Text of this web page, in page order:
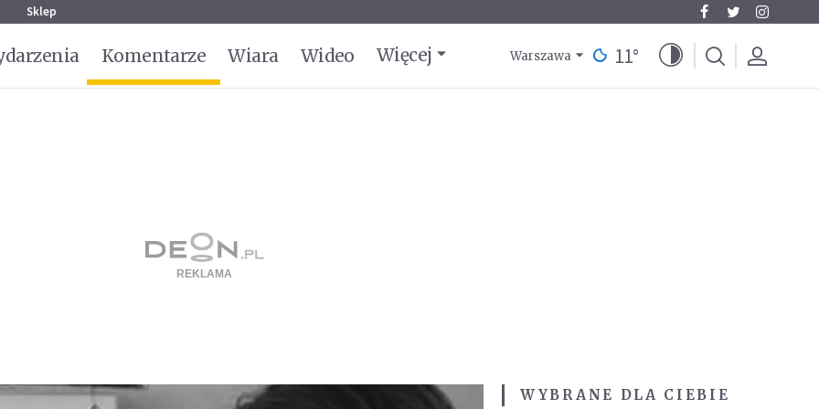
Sklep
Komentarze Wiara Wideo Więcej Warszawa 11°
WYBRANE DLA CIEBIE